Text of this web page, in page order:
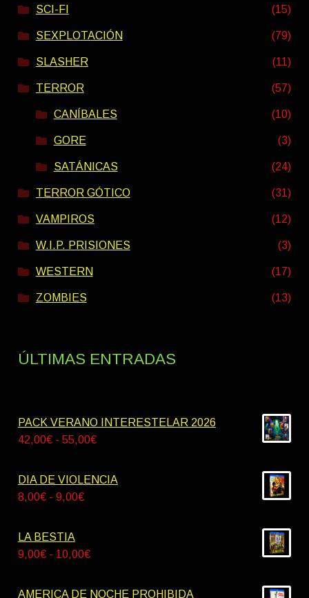
SCI-FI (15)
SEXPLOTACIÓN (79)
SLASHER (11)
TERROR (57)
CANÍBALES (10)
GORE (3)
SATÁNICAS (24)
TERROR GÓTICO (31)
VAMPIROS (12)
W.I.P. PRISIONES (3)
WESTERN (17)
ZOMBIES (13)
ÚLTIMAS ENTRADAS
PACK VERANO INTERESTELAR 2026
42,00€ - 55,00€Rango
precios:
DIA DE VIOLENCIA
8,00€ - 9,00€Rango
desde
LA BESTIA
9,00€ - 10,00€Rango
precios:
AMERICA DE NOCHE PROHIBIDA